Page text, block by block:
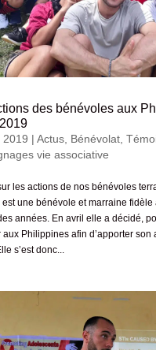
des bénévoles aux
2019 | Actus, Bénévolat,
vie associative
les actions de nos bénévoles
une bénévole et marraine fidèle
années. En avril elle a décidé,
aux Philippines afin d’apporter son
s’est donc...